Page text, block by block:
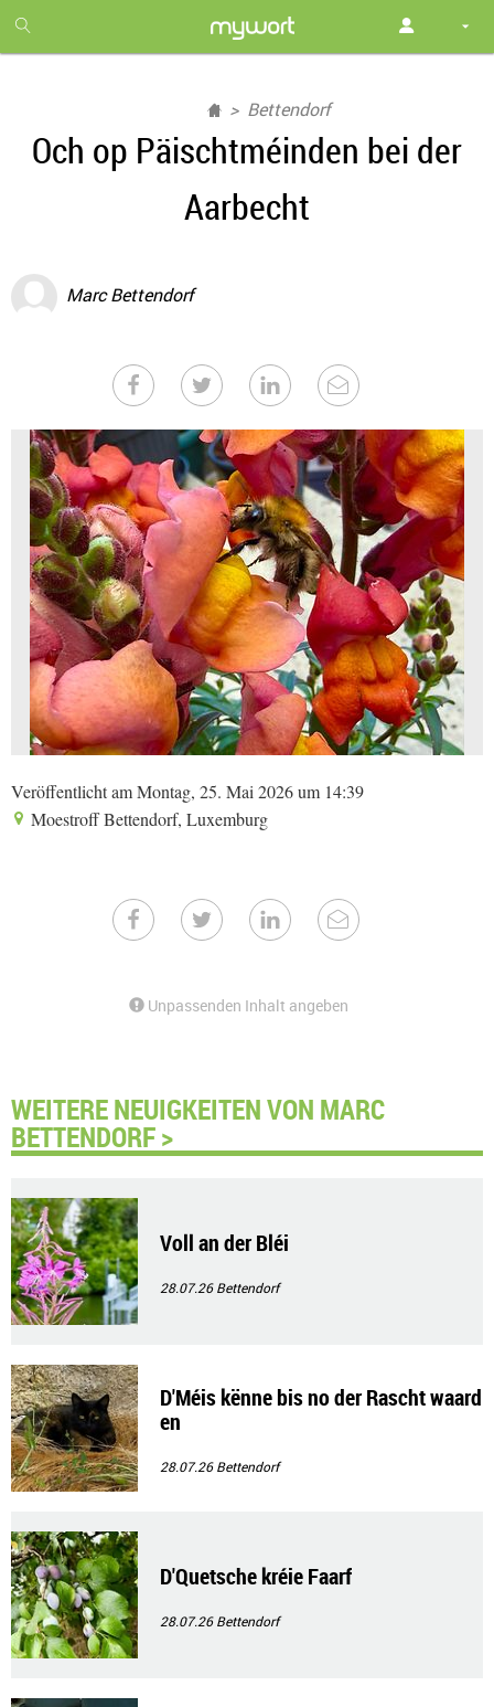
month
free
Bettendorf
Och op Päischtméinden bei der
Aarbecht
Marc Bettendorf
Veröffentlicht am Montag, 25. Mai 2026 um 14:39
Moestroff Bettendorf, Luxemburg
Unpassenden Inhalt angeben
WEITERE NEUIGKEITEN VON MARC
BETTENDORF >
Voll an der Bléi
28.07.26Bettendorf
D'Méis kënne bis no der Rascht waard
en
28.07.26Bettendorf
D'Quetsche kréie Faarf
28.07.26Bettendorf